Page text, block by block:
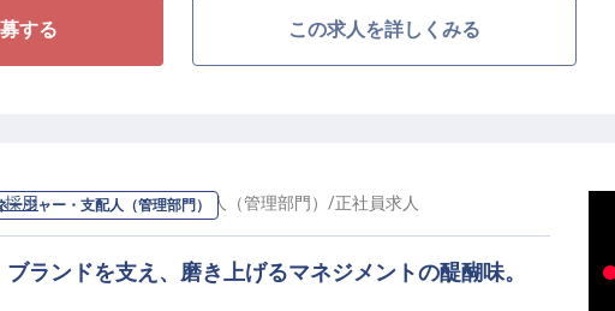
あふれる鉄板焼きの調理まで、幅広いフィールドで腕を振るっ
を作るだけでなく、ゲストがその一口で何を感じ、どのような
30万円に加え昇給・賞与あり。水道代、Wi-Fi代込みで、月～
す。さらに、年に1度、会社負担での社員旅行（北海道や沖
ての誇りを胸に、一生ものの技術を追求してみませんか？
する この求人を詳しくみる
ージャー・支配人（管理部門）
採用 のマネージャー・支配人（管理部門） /正社員求人
ランドを支え、磨き上げるマネジメントの醍醐味。